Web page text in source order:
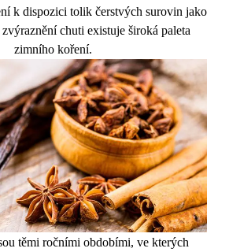
k dispozici tolik čerstvých surovin jako
chuti existuje široká paleta
zimního koření.
těmi ročními obdobími, ve kterých